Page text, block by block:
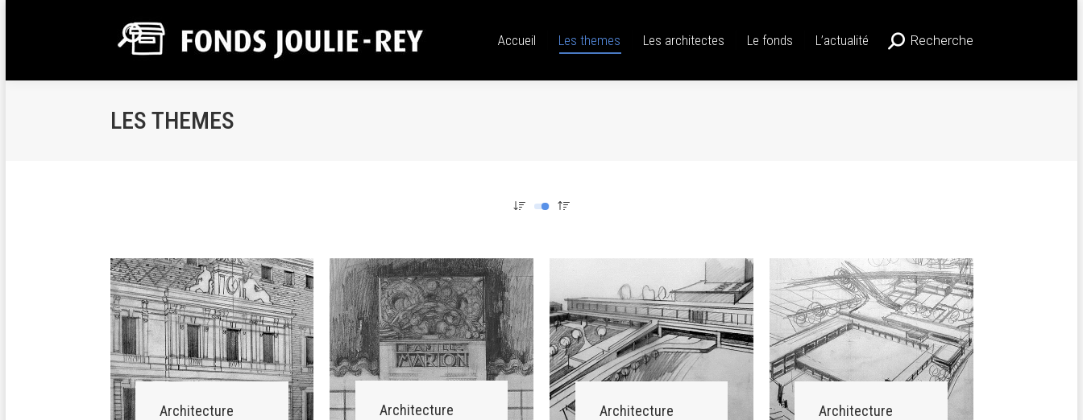
Accueil Les themes Les architectes Le fonds L’actualité
Recherche
Recherche
LES THEMES
Architecture
Architecture
Architecture
Architecture